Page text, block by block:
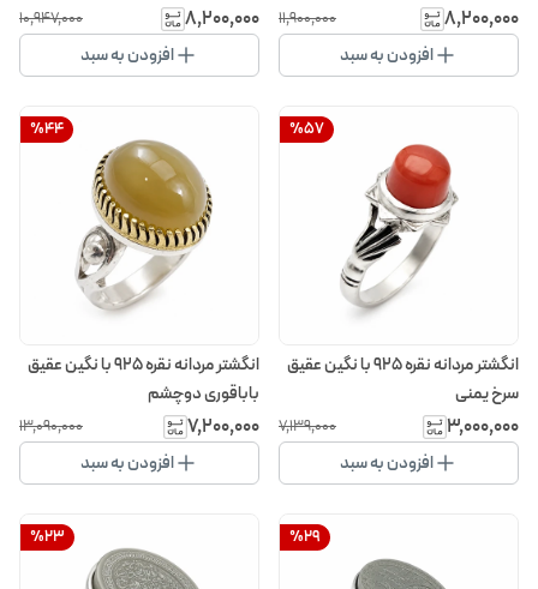
۸٬۲۰۰٬۰۰۰ ۱۱٬۹۰۰٬۰۰۰
افزودن به سبد
۸٬۲۰۰٬۰۰۰ ۱۰٬۹۴۷٬۰۰۰
افزودن به سبد
%57
انگشتر مردانه نقره 925 با نگین عقیق
سرخ یمنی
۳٬۰۰۰٬۰۰۰ ۷٬۱۳۹٬۰۰۰
افزودن به سبد
%44
انگشتر مردانه نقره 925 با نگین عقیق
باباقوری دوچشم
۷٬۲۰۰٬۰۰۰ ۱۳٬۰۹۰٬۰۰۰
افزودن به سبد
%29
%23